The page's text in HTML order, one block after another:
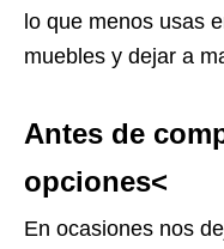
lo que menos usas
muebles y dejar a
Antes de
opciones<
En ocasiones nos